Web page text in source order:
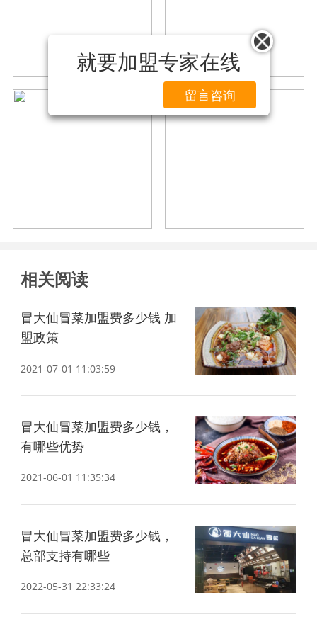
相关阅读
冒大仙冒菜加盟费多少钱 加
盟政策
2021-07-01 11:03:59
冒大仙冒菜加盟费多少钱，
有哪些优势
2021-06-01 11:35:34
冒大仙冒菜加盟费多少钱，
总部支持有哪些
2022-05-31 22:33:24
就要加盟专家在线
留言咨询